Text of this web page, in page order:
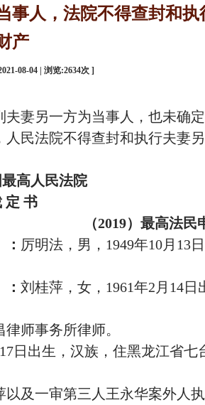
事人，法院不得查封和执
产
08-04 | 浏览:2634次 ]
妻另一方为当事人，也未确
民法院不得查封和执行夫妻
高人民法院
定 书
（2019）最高法民
厉明法，男， 1949年10月13
刘桂萍，女， 1961年2月14日
师事务所律师。
日出生，汉族，住黑龙江省七
及一审第三人王永华案外人